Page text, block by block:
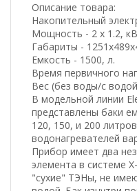
Описание товара:
Накопительный
Мощность - 2 x 1.2,
Габариты -
Емкость - 1500, л.
Время первичного
Вес (без воды/с
В модельной линии
представлены баки
120, 150, и 200
водонагревателей
Прибор имеет два
элемента в системе
"сухие" ТЭНы, не